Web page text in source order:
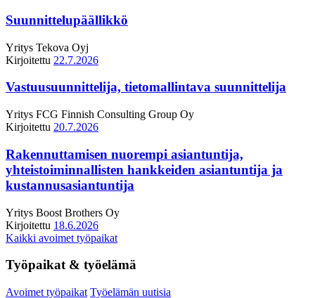
Suunnittelupäällikkö
Yritys Tekova Oyj
Kirjoitettu 22.7.2026
Vastuusuunnittelija, tietomallintava suunnittelija
Yritys FCG Finnish Consulting Group Oy
Kirjoitettu 20.7.2026
Rakennuttamisen nuorempi asiantuntija,
yhteistoiminnallisten hankkeiden asiantuntija ja
kustannusasiantuntija
Yritys Boost Brothers Oy
Kirjoitettu 18.6.2026
Kaikki avoimet työpaikat
Työpaikat & työelämä
Avoimet työpaikat Työelämän uutisia